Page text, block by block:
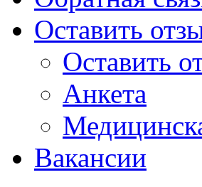
Оставить
Оставить
Анкета
Вакансии